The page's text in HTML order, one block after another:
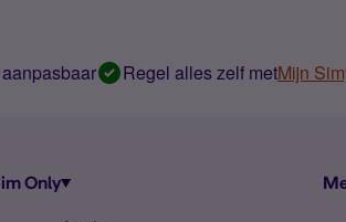
Regel alles zelf metMijn
Only